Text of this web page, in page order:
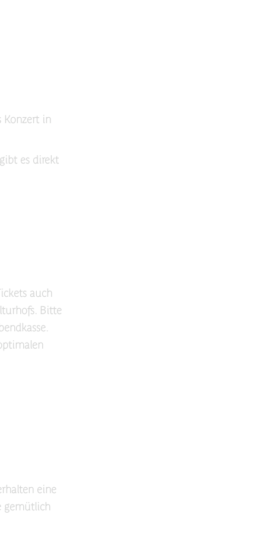
Konzert in
es direkt
auch
Bitte
eine
gemütlich